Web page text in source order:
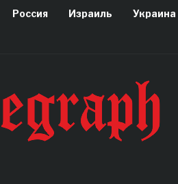
Россия Израиль Украина